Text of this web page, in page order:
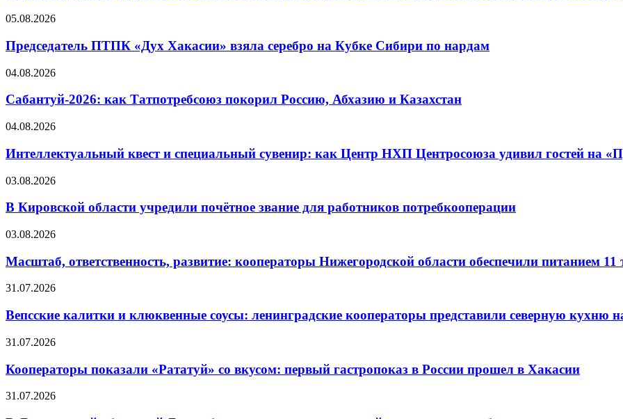
05.08.2026
Председатель ПТПК «Дух Хакасии» взяла серебро на Кубке Сибири по нардам
04.08.2026
Сабантуй-2026: как Татпотребсоюз покорил Россию, Абхазию и Казахстан
04.08.2026
Интеллектуальный квест и специальный сувенир: как Центр НХП Центросоюза удивил гостей на
03.08.2026
В Кировской области учредили почётное звание для работников потребкооперации
03.08.2026
Масштаб, ответственность, развитие: кооператоры Нижегородской области обеспечили питанием
31.07.2026
Вепсские калитки и клюквенные соусы: ленинградские кооператоры представили северную кухню
31.07.2026
Кооператоры показали «Рататуй» со вкусом: первый гастропоказ в России прошел в Хакасии
31.07.2026